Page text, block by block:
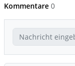
Kommentare 0